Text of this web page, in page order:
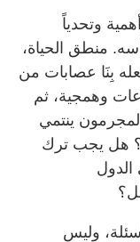
وتحدياً
منطق الحياة،
بِنَا عصابات من
وهمجية، ثم
ينتمي
هل يجب ترك
وليس